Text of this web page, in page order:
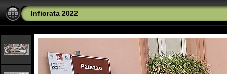
Infiorata 2022